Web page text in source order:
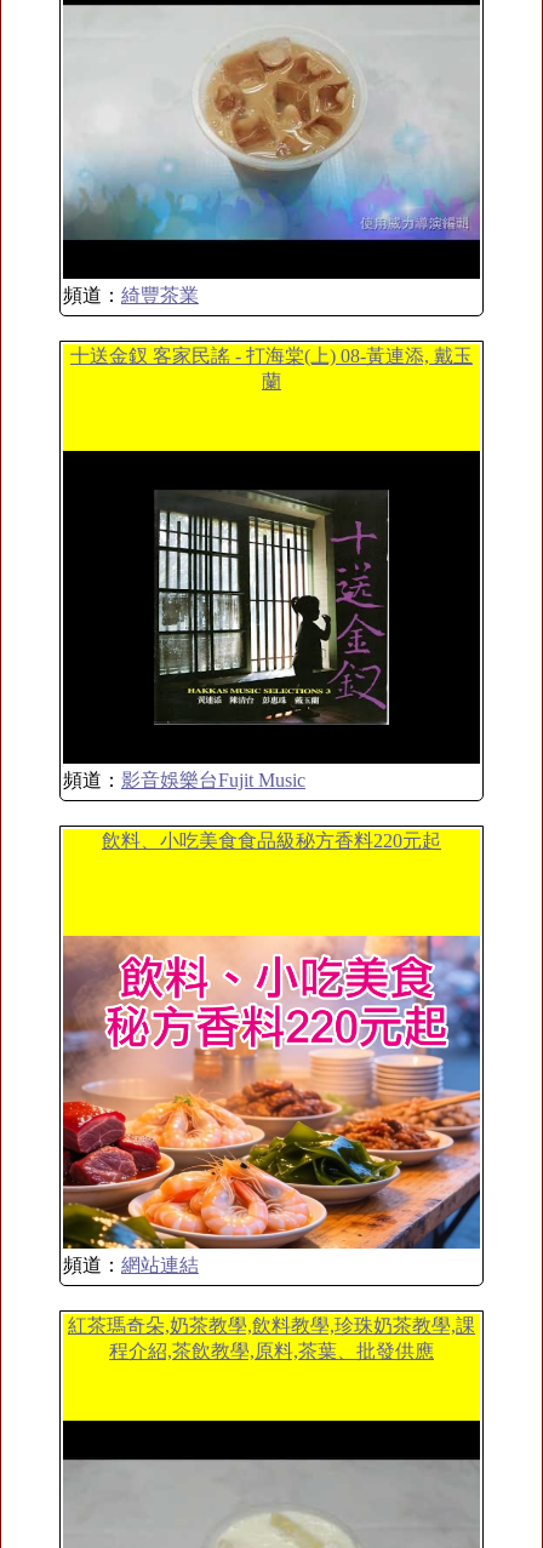
頻道： 綺豐茶業
十送金釵 客家民謠 - 打海棠(上) 08-黃連添, 戴玉
蘭
頻道： 影音娛樂台Fujit Music
飲料、小吃美食食品級秘方香料220元起
頻道： 網站連結
紅茶瑪奇朵,奶茶教學,飲料教學,珍珠奶茶教學,課
程介紹,茶飲教學,原料,茶葉、批發供應